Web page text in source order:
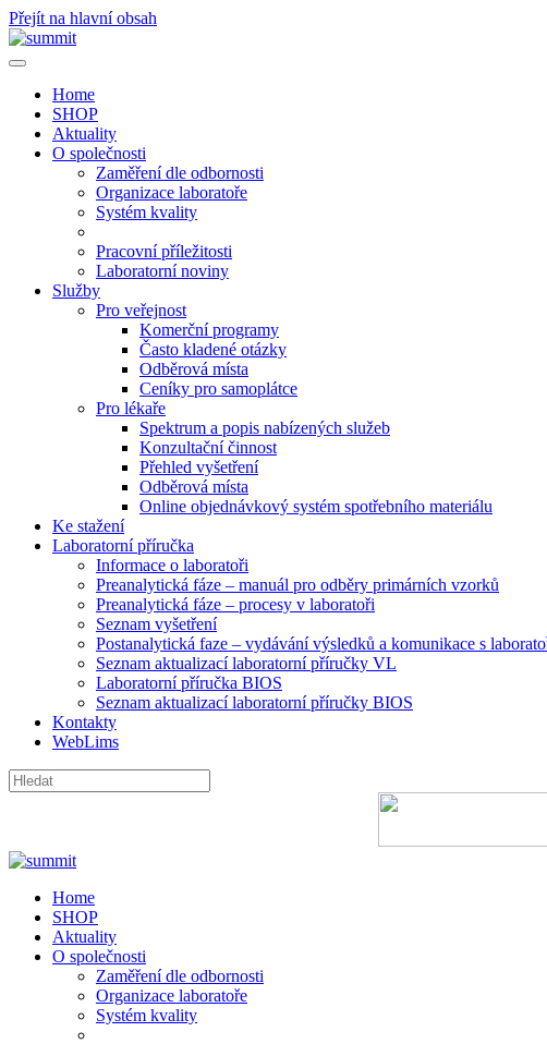
Přejít na hlavní obsah
Home
SHOP
Aktuality
O společnosti
Zaměření dle odbornosti
Organizace laboratoře
Systém kvality
Pracovní příležitosti
Laboratorní noviny
Služby
Pro veřejnost
Komerční programy
Často kladené otázky
Odběrová místa
Ceníky pro samoplátce
Pro lékaře
Spektrum a popis nabízených služeb
Konzultační činnost
Přehled vyšetření
Odběrová místa
Online objednávkový systém spotřebního materiálu
Ke stažení
Laboratorní příručka
Informace o laboratoři
Preanalytická fáze – manuál pro odběry primárních vzorků
Preanalytická fáze – procesy v laboratoři
Seznam vyšetření
Postanalytická faze – vydávání výsledků a komunikace s
Seznam aktualizací laboratorní příručky VL
Laboratorní příručka BIOS
Seznam aktualizací laboratorní příručky BIOS
Kontakty
WebLims
Home
SHOP
Aktuality
O společnosti
Zaměření dle odbornosti
Organizace laboratoře
Systém kvality